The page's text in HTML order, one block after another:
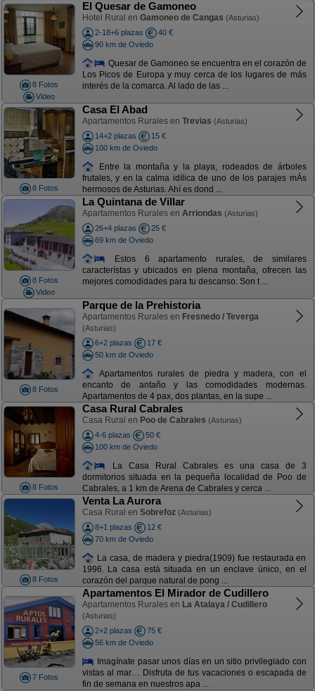
8 Fotos
Video
El Quesar de Gamoneo
Hotel Rural en Gamoneo de Cangas (Asturias)
2-18+6 plazas
40 €
90 km de Oviedo
Quesar de Gamoneo se encuentra en el corazón de
Los Picos de Europa y muy cerca de los lugares de más
interés de la comarca. Al lado de las ...
8 Fotos
Casa El Abad
Apartamentos Rurales en Trevias (Asturias)
14+2 plazas
15 €
100 km de Oviedo
Entre la montaña y la playa, rodeados de árboles
frutales, y en la calma idílica de uno de los parajes mÁs
hermosos de Asturias. Ahí es dond ...
8 Fotos
Video
La Quintana de Villar
Apartamentos Rurales en Arriondas (Asturias)
26+4 plazas
25 €
69 km de Oviedo
Estos 6 apartamento rurales, de similares
característas y ubicados en plena montaña, ofrecen las
mejores comodidades para tu descanso. Son t ...
8 Fotos
Parque de la Prehistoria
Apartamentos Rurales en Fresnedo / Teverga
(Asturias)
6+2 plazas
17 €
50 km de Oviedo
Apartamentos rurales de piedra y madera, con el
encanto de antaño y las comodidades modernas.
Apartamentos de 4 pax, dos plantas, en la supe ...
8 Fotos
Casa Rural Cabrales
Casa Rural en Poo de Cabrales (Asturias)
4-6 plazas
50 €
100 km de Oviedo
La Casa Rural Cabrales es una casa de 3
dormitorios situada en la pequeña localidad de Poo de
Cabrales, a 1 km de Arena de Cabrales y cerca ...
8 Fotos
Venta La Aurora
Casa Rural en Sobrefoz (Asturias)
8+1 plazas
12 €
70 km de Oviedo
La casa, de madera y piedra(1909) fue restaurada en
1996. La casa está situada en un enclave único, en el
corazón del parque natural de pong ...
7 Fotos
Apartamentos El Mirador de Cudillero
Apartamentos Rurales en La Atalaya / Cudillero
(Asturias)
2+2 plazas
75 €
56 km de Oviedo
Imagínate pasar unos días en un sitio privilegiado con
vistas al mar… Disfruta de tus vacaciones o escapada de
fin de semana en nuestros apa ...